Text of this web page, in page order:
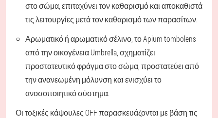
στο σώμα, επιταχύνει τον καθαρισμό και αποκαθιστά
τις λειτουργίες μετά τον καθαρισμό των παρασίτων.
Αρωματικό ή αρωματικό σέλινο, το Apium tombolens
από την οικογένεια Umbrella, σχηματίζει
προστατευτικό φράγμα στο σώμα, προστατεύει από
την ανανεωμένη μόλυνση και ενισχύει το
ανοσοποιητικό σύστημα.
Οι τοξικές κάψουλες OFF παρασκευάζονται με βάση τις